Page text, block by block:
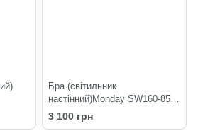
Бра (світильник
настінний)Monday SW160-850
Black
3 100 грн